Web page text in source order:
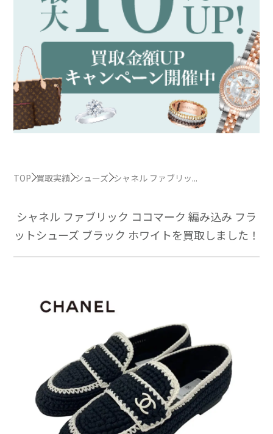
TOP 買取実績 シューズ シャネル ファブリッ...
シャネル ファブリック ココマーク 編み込み フラ
ットシューズ ブラック ホワイトを買取しました！